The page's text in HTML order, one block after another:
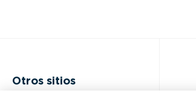
Otros sitios